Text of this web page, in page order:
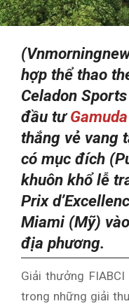
hợp thể thao
Celadon
đầu tư
thắng vẻ vang
có mục đích
khuôn khổ lễ
Prix
Miami (Mỹ)
địa phương.
Giải thưởng
trong những giải